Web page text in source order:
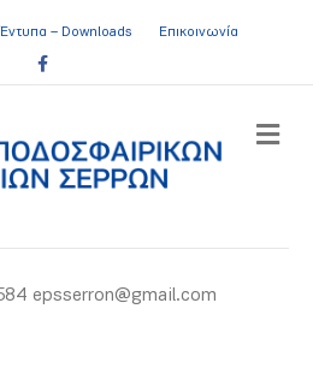
Έντυπα – Downloads
Επικοινωνία
Facebook
epsserron@gmail.com